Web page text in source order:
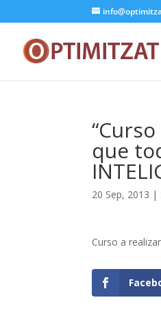
que
20 Sep, 2013 |
Curso a